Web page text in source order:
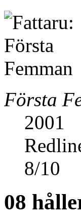
Första
2001
8/10
08